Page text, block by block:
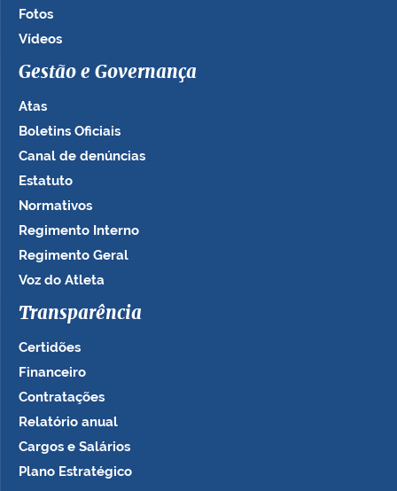
Fotos
Vídeos
Gestão e Governança
Atas
Boletins Oficiais
Canal de denúncias
Estatuto
Normativos
Regimento Interno
Regimento Geral
Voz do Atleta
Transparência
Certidões
Financeiro
Contratações
Relatório anual
Cargos e Salários
Plano Estratégico